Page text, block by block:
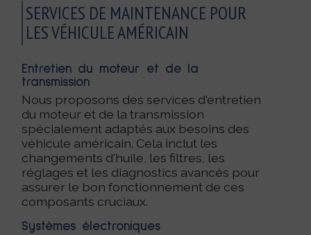
SERVICES DE MAINTENANCE POUR
LES VÉHICULE AMÉRICAIN
Entretien du moteur et de la
transmission
Nous proposons des services d'entretien
du moteur et de la transmission
spécialement adaptés aux besoins des
véhicule américain. Cela inclut les
changements d'huile, les filtres, les
réglages et les diagnostics avancés pour
assurer le bon fonctionnement de ces
composants cruciaux.
Systèmes électroniques